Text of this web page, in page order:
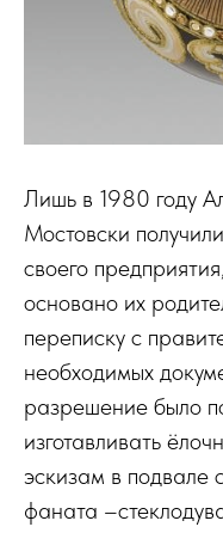
Лишь в 1980 году
Мостовски
своего
основано их
переписку с
необходимых
разрешение было
изготавливать
эскизам в подвале
фаната